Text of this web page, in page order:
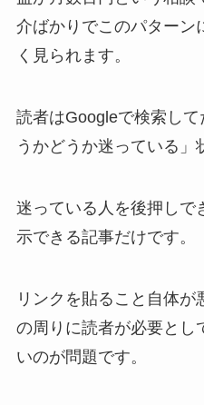
介ばかりでこのパターン
く見られます。
読者はGoogleで検索し
うかどうか迷っている」
迷っている人を後押しで
示できる記事だけです。
リンクを貼ること自体が
の周りに読者が必要とし
いのが問題です。